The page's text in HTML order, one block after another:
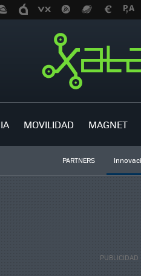
MOVILIDAD MAGNET
PARTNERS